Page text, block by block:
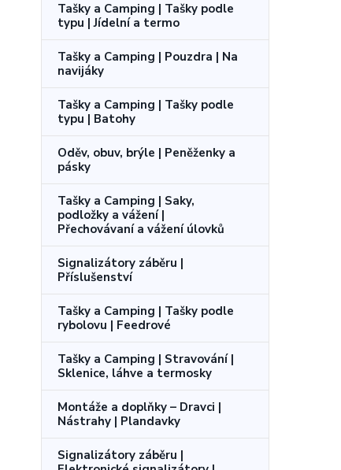
Tašky a Camping | Tašky podle
typu | Jídelní a termo
Tašky a Camping | Pouzdra | Na
navijáky
Tašky a Camping | Tašky podle
typu | Batohy
Oděv, obuv, brýle | Peněženky a
pásky
Tašky a Camping | Saky,
podložky a vážení |
Přechovávaní a vážení úlovků
Signalizátory záběru |
Příslušenství
Tašky a Camping | Tašky podle
rybolovu | Feedrové
Tašky a Camping | Stravování |
Sklenice, láhve a termosky
Montáže a doplňky – Dravci |
Nástrahy | Plandavky
Signalizátory záběru |